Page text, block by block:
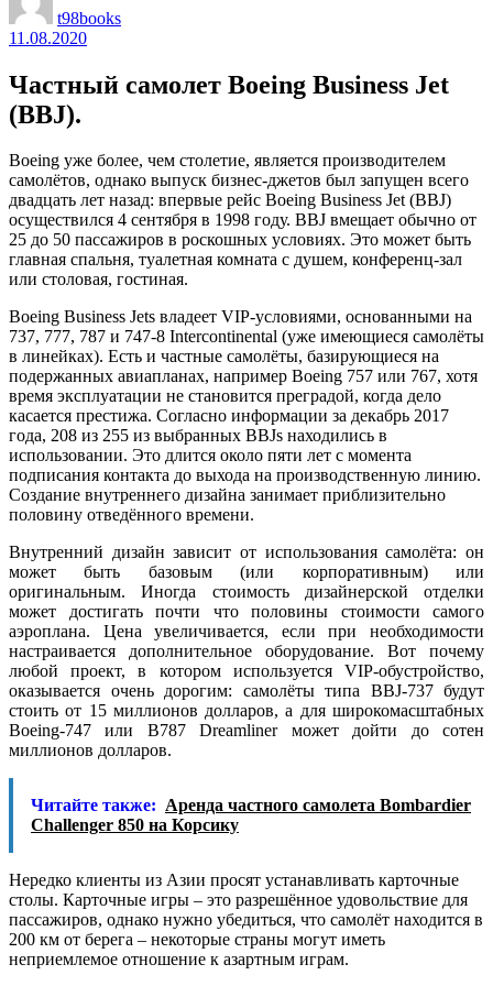
t98books
11.08.2020
Частный самолет Boeing Business Jet
(BBJ).
Boeing уже более, чем столетие, является производителем
самолётов, однако выпуск бизнес-джетов был запущен всего
двадцать лет назад: впервые рейс Boeing Business Jet (BBJ)
осуществился 4 сентября в 1998 году. BBJ вмещает обычно от
25 до 50 пассажиров в роскошных условиях. Это может быть
главная спальня, туалетная комната с душем, конференц-зал
или столовая, гостиная.
Boeing Business Jets владеет VIP-условиями, основанными на
737, 777, 787 и 747-8 Intercontinental (уже имеющиеся самолёты
в линейках). Есть и частные самолёты, базирующиеся на
подержанных авиапланах, например Boeing 757 или 767, хотя
время эксплуатации не становится преградой, когда дело
касается престижа. Согласно информации за декабрь 2017
года, 208 из 255 из выбранных BBJs находились в
использовании. Это длится около пяти лет с момента
подписания контакта до выхода на производственную линию.
Создание внутреннего дизайна занимает приблизительно
половину отведённого времени.
Внутренний дизайн зависит от использования самолёта: он
может быть базовым (или корпоративным) или
оригинальным. Иногда стоимость дизайнерской отделки
может достигать почти что половины стоимости самого
аэроплана. Цена увеличивается, если при необходимости
настраивается дополнительное оборудование. Вот почему
любой проект, в котором используется VIP-обустройство,
оказывается очень дорогим: самолёты типа BBJ-737 будут
стоить от 15 миллионов долларов, а для широкомасштабных
Boeing-747 или B787 Dreamliner может дойти до сотен
миллионов долларов.
Читайте также: Аренда частного самолета Bombardier
Challenger 850 на Корсику
Нередко клиенты из Азии просят устанавливать карточные
столы. Карточные игры – это разрешённое удовольствие для
пассажиров, однако нужно убедиться, что самолёт находится в
200 км от берега – некоторые страны могут иметь
неприемлемое отношение к азартным играм.